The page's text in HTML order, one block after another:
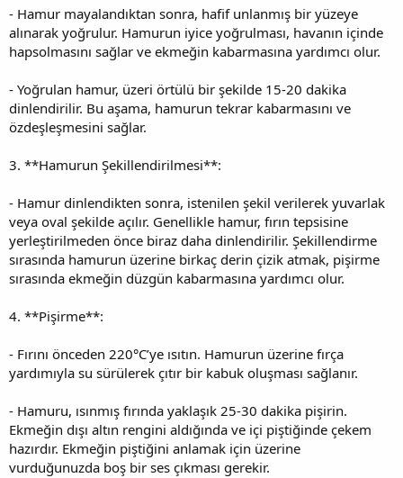
- Hamur mayalandıktan sonra, hafif unlanmış bir yüzeye
alınarak yoğrulur. Hamurun iyice yoğrulması, havanın içinde
hapsolmasını sağlar ve ekmeğin kabarmasına yardımcı olur.
- Yoğrulan hamur, üzeri örtülü bir şekilde 15-20 dakika
dinlendirilir. Bu aşama, hamurun tekrar kabarmasını ve
özdeşleşmesini sağlar.
3. **Hamurun Şekillendirilmesi**:
- Hamur dinlendikten sonra, istenilen şekil verilerek yuvarlak
veya oval şekilde açılır. Genellikle hamur, fırın tepsisine
yerleştirilmeden önce biraz daha dinlendirilir. Şekillendirme
sırasında hamurun üzerine birkaç derin çizik atmak, pişirme
sırasında ekmeğin düzgün kabarmasına yardımcı olur.
4. **Pişirme**:
- Fırını önceden 220°C’ye ısıtın. Hamurun üzerine fırça
yardımıyla su sürülerek çıtır bir kabuk oluşması sağlanır.
- Hamuru, ısınmış fırında yaklaşık 25-30 dakika pişirin.
Ekmeğin dışı altın rengini aldığında ve içi piştiğinde çekem
hazırdır. Ekmeğin piştiğini anlamak için üzerine
vurduğunuzda boş bir ses çıkması gerekir.